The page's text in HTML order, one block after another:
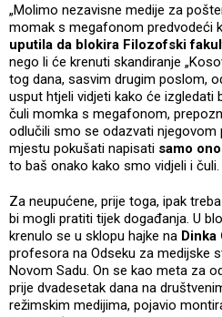
„Molimo nezavisne medije za
momak s megafonom predvodeći
uputila da blokira Filozofski
nego li će krenuti skandiranje
tog dana, sasvim drugim poslom,
usput htjeli vidjeti kako će izgledati
čuli momka s megafonom,
odlučili smo se odazvati
mjestu pokušati napisati samo
to baš onako kako smo vidjeli i čuli.
Za neupućene, prije toga, ipak
bi mogli pratiti tijek događanja. U
krenulo se u sklopu hajke na Dinka
profesora na Odseku za medijske
Novom Sadu. On se kao meta za
prije dvadesetak dana na
režimskim medijima, pojavio